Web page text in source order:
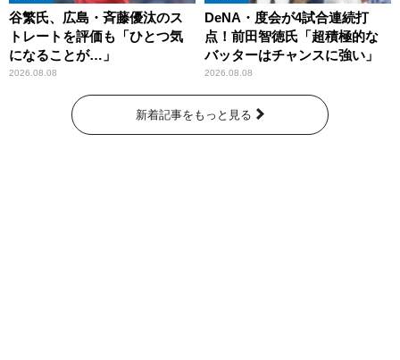
谷繁氏、広島・斉藤優汰のス
トレートを評価も「ひとつ気
になることが…」
2026.08.08
DeNA・度会が4試合連続打
点！前田智徳氏「超積極的な
バッターはチャンスに強い」
2026.08.08
新着記事をもっと見る